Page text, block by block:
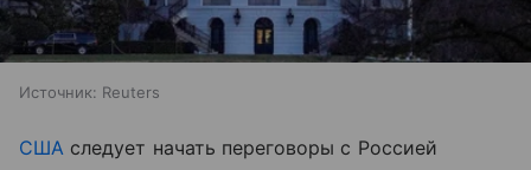
Источник: Reuters
США следует начать переговоры с Россией